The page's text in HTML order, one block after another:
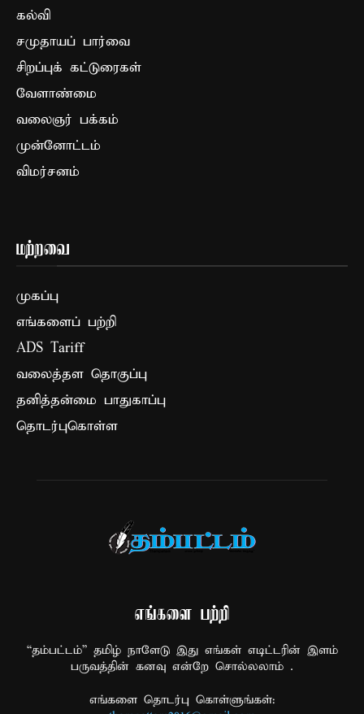
கல்வி
சமுதாயப் பார்வை
சிறப்புக் கட்டுரைகள்
வேளாண்மை
வலைஞர் பக்கம்
முன்னோட்டம்
விமர்சனம்
மற்றவை
முகப்பு
எங்களைப் பற்றி
ADS Tariff
வலைத்தள தொகுப்பு
தனித்தன்மை பாதுகாப்பு
தொடர்புகொள்ள
எங்களை பற்றி
“தம்பட்டம்” தமிழ் நாளேடு இது எங்கள் எடிட்டரின் இளம்
பருவத்தின் கனவு என்றே சொல்லலாம் .
எங்களை தொடர்பு கொள்ளுங்கள்: